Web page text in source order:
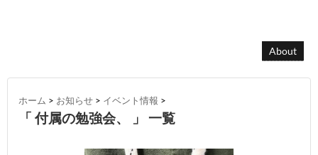
About
ホーム > お知らせ > イベント情報 >
「 付属の勉強会、 」 一覧